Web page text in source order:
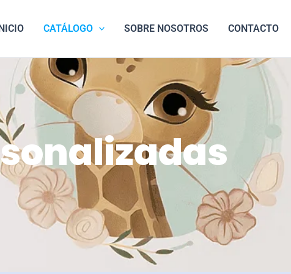
CATÁLOGO SOBRE NOSOTROS CONTACTO